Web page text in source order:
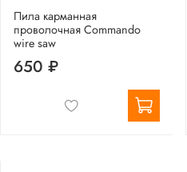
Пила карманная
проволочная Сommando
wire saw
650 ₽